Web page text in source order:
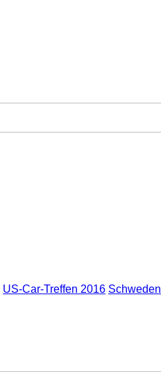
US-Car-Treffen 2016 Schweden